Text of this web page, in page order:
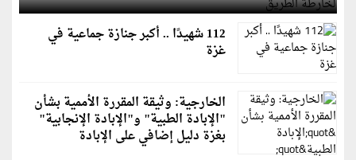
112 شهيدًا .. أكبر جنازة جماعية في
غزة
الخارجية: وثيقة المقررة الأممية بشأن
"الإبادة الطبية" و"الإبادة الإنجابية"
بغزة دليل إضافي على الإبادة